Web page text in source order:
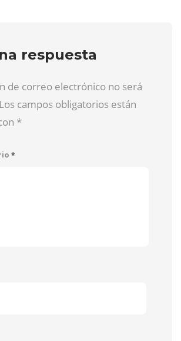
respuesta
de correo electrónico no será
campos obligatorios están
*
*